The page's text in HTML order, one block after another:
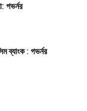
গভর্নর
ব্যাংক : গভর্নর